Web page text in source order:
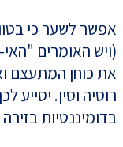
אפשר לשער כי
(ויש האומרים
את כוחן המתעצם
רוסיה וסין. יסייע
בדומיננטיות